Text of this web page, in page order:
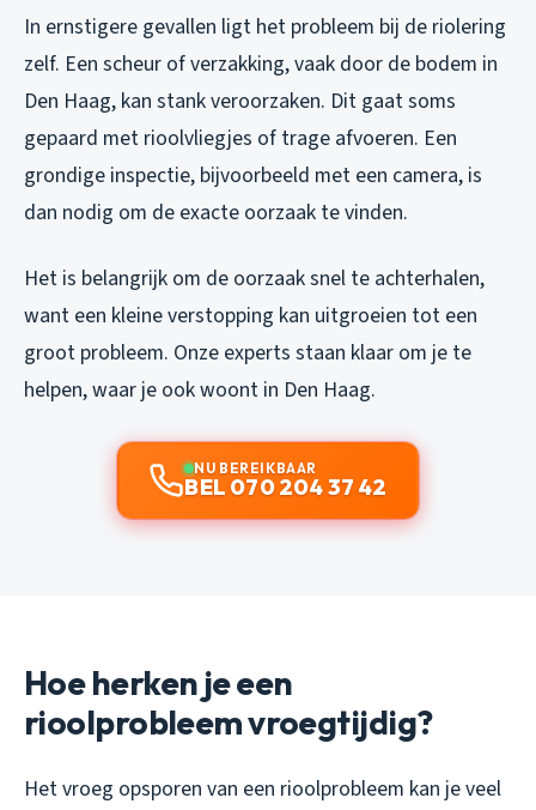
In ernstigere gevallen ligt het probleem bij de riolering
zelf. Een scheur of verzakking, vaak door de bodem in
Den Haag, kan stank veroorzaken. Dit gaat soms
gepaard met rioolvliegjes of trage afvoeren. Een
grondige inspectie, bijvoorbeeld met een camera, is
dan nodig om de exacte oorzaak te vinden.
Het is belangrijk om de oorzaak snel te achterhalen,
want een kleine verstopping kan uitgroeien tot een
groot probleem. Onze experts staan klaar om je te
helpen, waar je ook woont in Den Haag.
NU BEREIKBAAR
BEL 070 204 37 42
Hoe herken je een
rioolprobleem vroegtijdig?
Het vroeg opsporen van een rioolprobleem kan je veel